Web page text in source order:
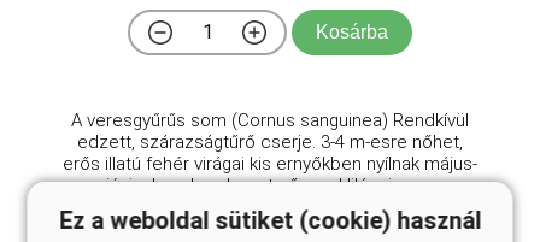
Kosárba
A veresgyűrűs som (Cornus sanguinea) Rendkívül
edzett, szárazságtűrő cserje. 3-4 m-esre nőhet,
erős illatú fehér virágai kis ernyőkben nyílnak május-
júniusban. Lombozata ősszel liláspirosra
színeződik. Vesszői különösen télen
szembetűnőek, díszes bí ...
Ez a weboldal sütiket (cookie) használ